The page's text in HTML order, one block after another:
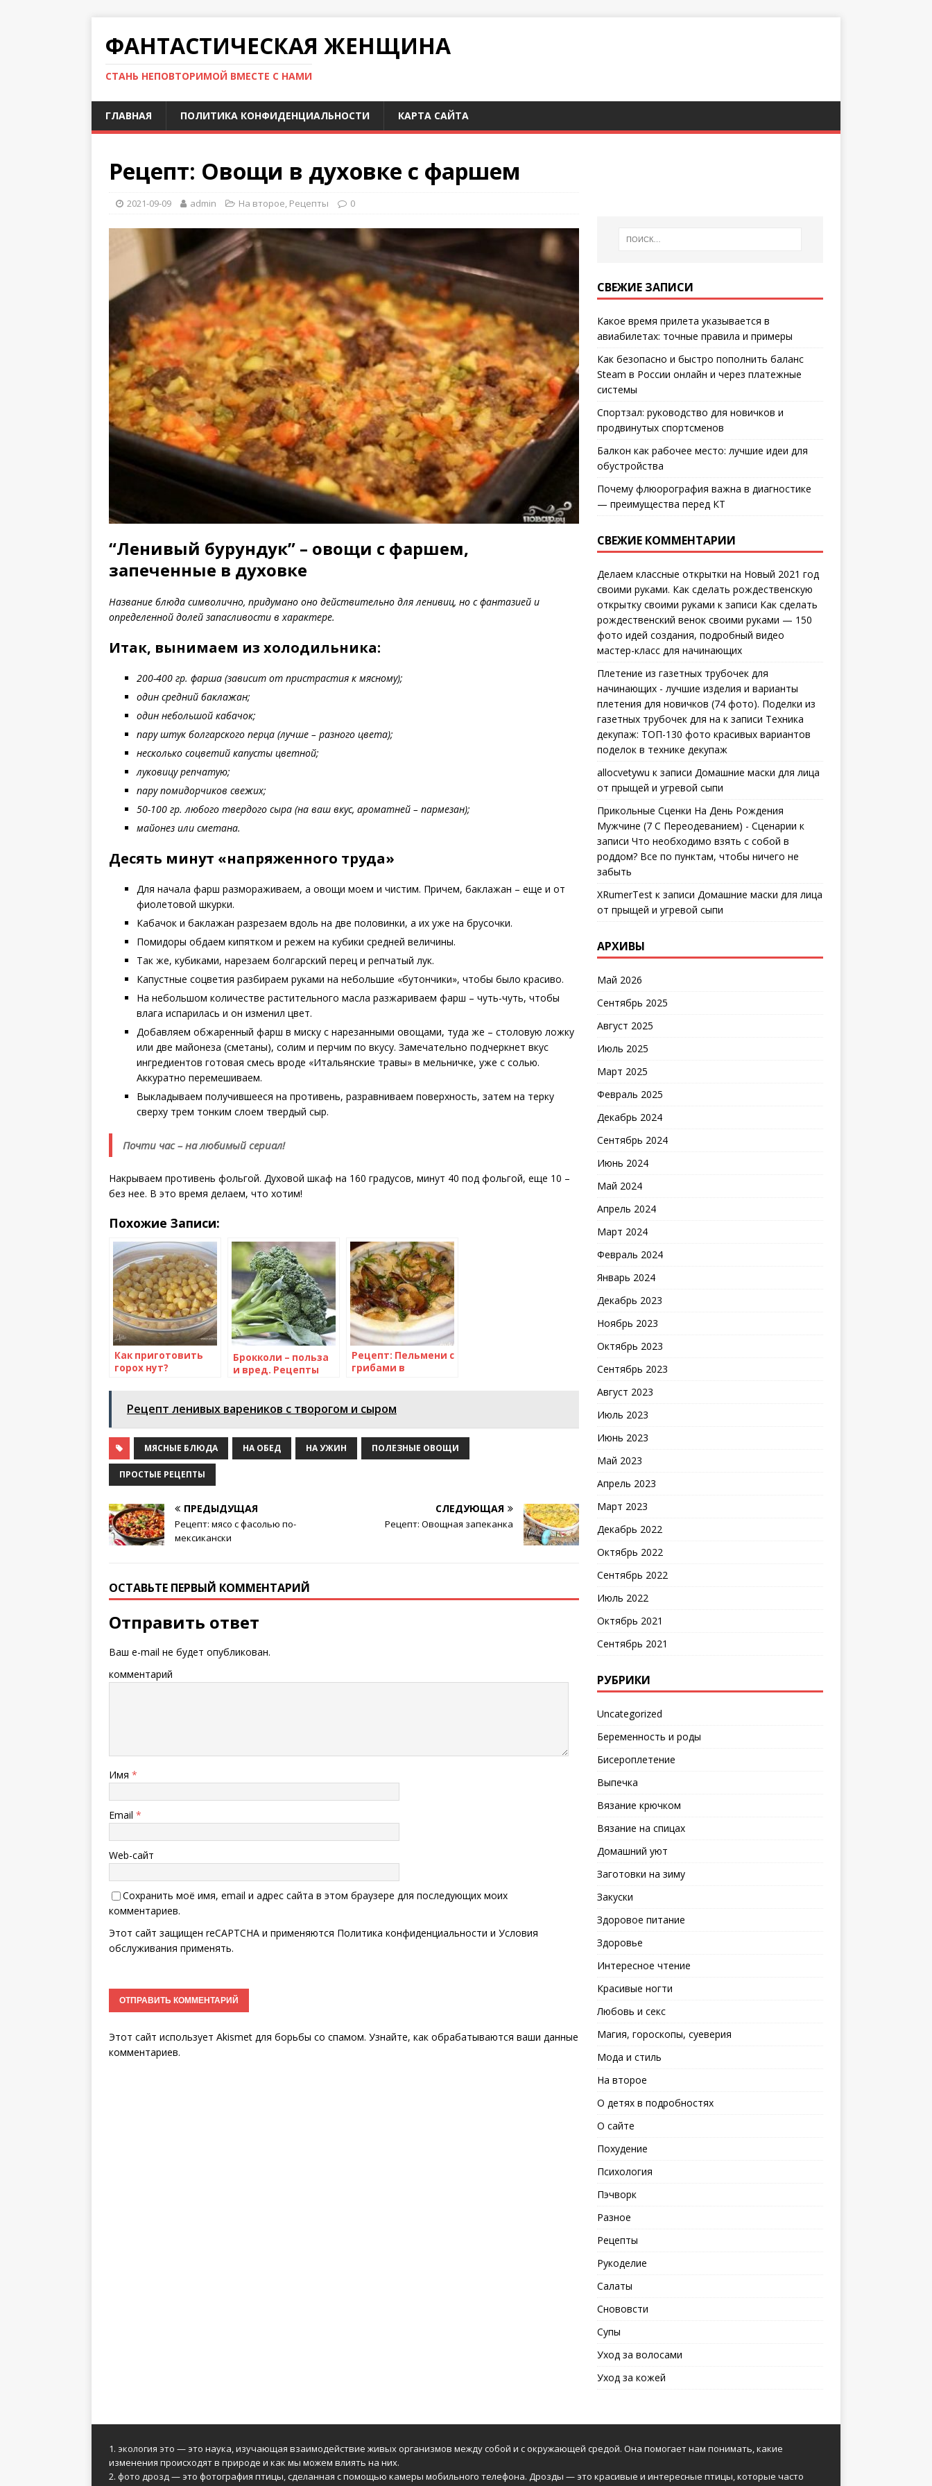
ФАНТАСТИЧЕСКАЯ ЖЕНЩИНА
СТАНЬ НЕПОВТОРИМОЙ ВМЕСТЕ С НАМИ
ГЛАВНАЯ ПОЛИТИКА КОНФИДЕНЦИАЛЬНОСТИ КАРТА САЙТА
Рецепт: Овощи в духовке с фаршем
2021-09-09 admin На второе, Рецепты 0
“Ленивый бурундук” – овощи с фаршем,
запеченные в духовке
Название блюда символично, придумано оно действительно для ленивиц, но с фантазией и
определенной долей запасливости в характере.
Итак, вынимаем из холодильника:
200-400 гр. фарша (зависит от пристрастия к мясному);
один средний баклажан;
один небольшой кабачок;
пару штук болгарского перца (лучше – разного цвета);
несколько соцветий капусты цветной;
луковицу репчатую;
пару помидорчиков свежих;
50-100 гр. любого твердого сыра (на ваш вкус, ароматней – пармезан);
майонез или сметана.
Десять минут «напряженного труда»
Для начала фарш размораживаем, а овощи моем и чистим. Причем, баклажан – еще и от
фиолетовой шкурки.
Кабачок и баклажан разрезаем вдоль на две половинки, а их уже на брусочки.
Помидоры обдаем кипятком и режем на кубики средней величины.
Так же, кубиками, нарезаем болгарский перец и репчатый лук.
Капустные соцветия разбираем руками на небольшие «бутончики», чтобы было красиво.
На небольшом количестве растительного масла разжариваем фарш – чуть-чуть, чтобы
влага испарилась и он изменил цвет.
Добавляем обжаренный фарш в миску с нарезанными овощами, туда же – столовую ложку
или две майонеза (сметаны), солим и перчим по вкусу. Замечательно подчеркнет вкус
ингредиентов готовая смесь вроде «Итальянские травы» в мельничке, уже с солью.
Аккуратно перемешиваем.
Выкладываем получившееся на противень, разравниваем поверхность, затем на терку
сверху трем тонким слоем твердый сыр.
Почти час – на любимый сериал!
Накрываем противень фольгой. Духовой шкаф на 160 градусов, минут 40 под фольгой, еще 10 –
без нее. В это время делаем, что хотим!
Похожие Записи:
Как приготовить
горох нут?
Брокколи – польза
и вред. Рецепты
Рецепт: Пельмени с
грибами в
Рецепт ленивых вареников с творогом и сыром
МЯСНЫЕ БЛЮДА НА ОБЕД НА УЖИН ПОЛЕЗНЫЕ ОВОЩИ
ПРОСТЫЕ РЕЦЕПТЫ
ПРЕДЫДУЩАЯ
Рецепт: мясо с фасолью по-
мексикански
СЛЕДУЮЩАЯ
Рецепт: Овощная запеканка
ОСТАВЬТЕ ПЕРВЫЙ КОММЕНТАРИЙ
Отправить ответ
Ваш e-mail не будет опубликован.
комментарий
Имя *
Email *
Web-сайт
Сохранить моё имя, email и адрес сайта в этом браузере для последующих моих
комментариев.
Этот сайт защищен reCAPTCHA и применяются Политика конфиденциальности и Условия
обслуживания применять.
Этот сайт использует Akismet для борьбы со спамом. Узнайте, как обрабатываются ваши данные
комментариев.
СВЕЖИЕ ЗАПИСИ
Какое время прилета указывается в
авиабилетах: точные правила и примеры
Как безопасно и быстро пополнить баланс
Steam в России онлайн и через платежные
системы
Спортзал: руководство для новичков и
продвинутых спортсменов
Балкон как рабочее место: лучшие идеи для
обустройства
Почему флюорография важна в диагностике
— преимущества перед КТ
СВЕЖИЕ КОММЕНТАРИИ
Делаем классные открытки на Новый 2021 год
своими руками. Как сделать рождественскую
открытку своими руками к записи Как сделать
рождественский венок своими руками — 150
фото идей создания, подробный видео
мастер-класс для начинающих
Плетение из газетных трубочек для
начинающих - лучшие изделия и варианты
плетения для новичков (74 фото). Поделки из
газетных трубочек для на к записи Техника
декупаж: ТОП-130 фото красивых вариантов
поделок в технике декупаж
allocvetywu к записи Домашние маски для лица
от прыщей и угревой сыпи
Прикольные Сценки На День Рождения
Мужчине (7 С Переодеванием) - Сценарии к
записи Что необходимо взять с собой в
роддом? Все по пунктам, чтобы ничего не
забыть
XRumerTestк записи Домашние маски для лица
от прыщей и угревой сыпи
АРХИВЫ
Май 2026
Сентябрь 2025
Август 2025
Июль 2025
Март 2025
Февраль 2025
Декабрь 2024
Сентябрь 2024
Июнь 2024
Май 2024
Апрель 2024
Март 2024
Февраль 2024
Январь 2024
Декабрь 2023
Ноябрь 2023
Октябрь 2023
Сентябрь 2023
Август 2023
Июль 2023
Июнь 2023
Май 2023
Апрель 2023
Март 2023
Декабрь 2022
Октябрь 2022
Сентябрь 2022
Июль 2022
Октябрь 2021
Сентябрь 2021
РУБРИКИ
Uncategorized
Беременность и роды
Бисероплетение
Выпечка
Вязание крючком
Вязание на спицах
Домашний уют
Заготовки на зиму
Закуски
Здоровое питание
Здоровье
Интересное чтение
Красивые ногти
Любовь и секс
Магия, гороскопы, суеверия
Мода и стиль
На второе
О детях в подробностях
О сайте
Похудение
Психология
Пэчворк
Разное
Рецепты
Рукоделие
Салаты
Снововсти
Супы
Уход за волосами
Уход за кожей
1. экология это — это наука, изучающая взаимодействие живых организмов между собой и с окружающей средой. Она помогает нам понимать, какие
изменения происходят в природе и как мы можем влиять на них.
2. фото дрозд — это фотография птицы, сделанная с помощью камеры мобильного телефона. Дрозды — это красивые и интересные птицы, которые часто